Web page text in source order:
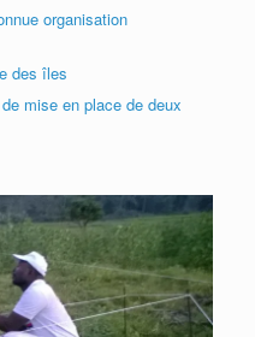
organisation
des îles
mise en place de deux